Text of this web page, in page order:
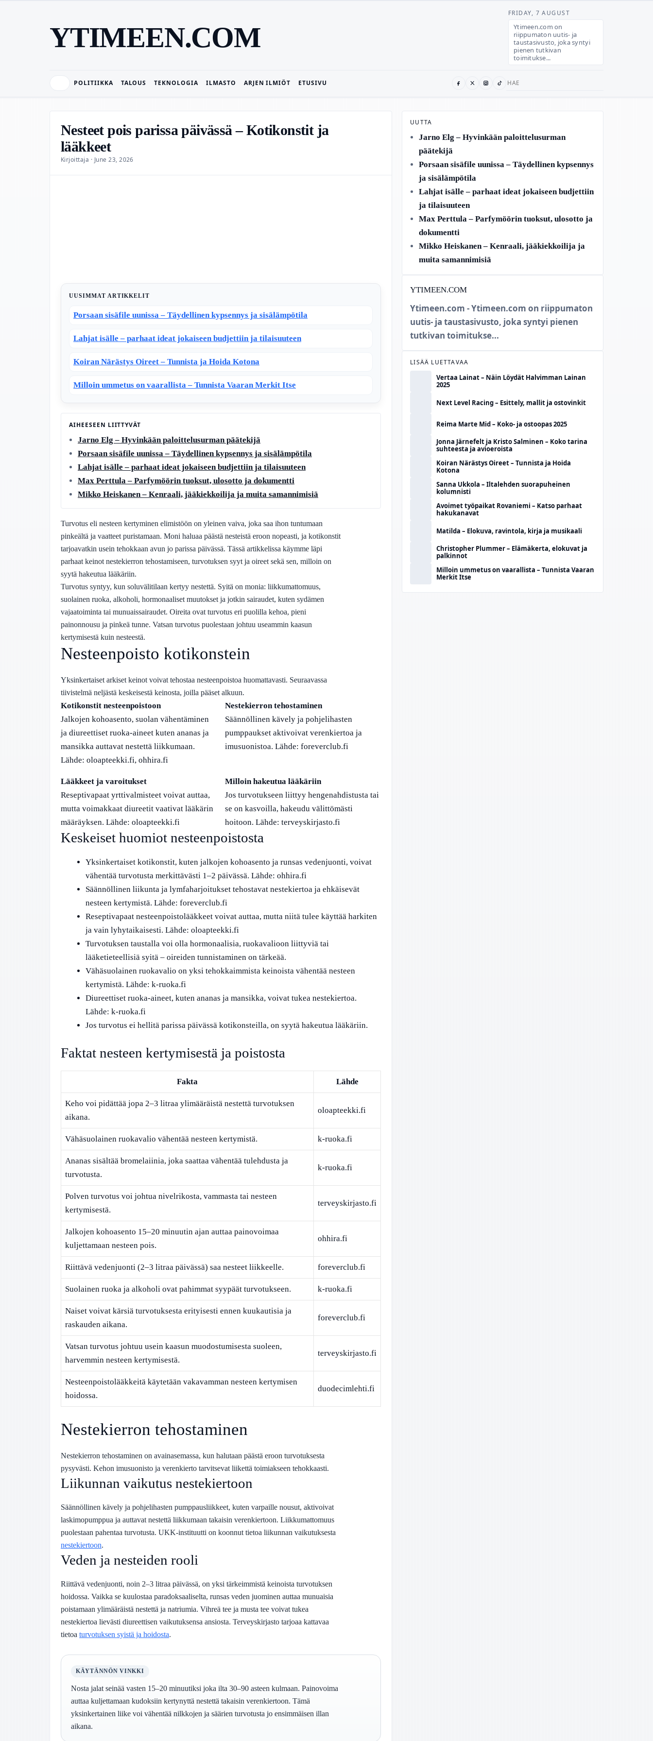
FRIDAY, 7 AUGUST
YTIMEEN.COM
Ytimeen.com on
riippumaton uutis- ja
taustasivusto, joka syntyi
pienen tutkivan
toimitukse...
POLITIIKKA TALOUS TEKNOLOGIA ILMASTO ARJEN ILMIÖT ETUSIVU
Search
Nesteet pois parissa päivässä – Kotikonstit ja
lääkkeet
Kirjoittaja · June 23, 2026
UUSIMMAT ARTIKKELIT
Porsaan sisäfile uunissa – Täydellinen kypsennys ja sisälämpötila
Lahjat isälle – parhaat ideat jokaiseen budjettiin ja tilaisuuteen
Koiran Närästys Oireet – Tunnista ja Hoida Kotona
Milloin ummetus on vaarallista – Tunnista Vaaran Merkit Itse
AIHEESEEN LIITTYVÄT
Jarno Elg – Hyvinkään paloittelusurman päätekijä
Porsaan sisäfile uunissa – Täydellinen kypsennys ja sisälämpötila
Lahjat isälle – parhaat ideat jokaiseen budjettiin ja tilaisuuteen
Max Perttula – Parfymöörin tuoksut, ulosotto ja dokumentti
Mikko Heiskanen – Kenraali, jääkiekkoilija ja muita samannimisiä
Turvotus eli nesteen kertyminen elimistöön on yleinen vaiva, joka saa ihon tuntumaan
pinkeältä ja vaatteet puristamaan. Moni haluaa päästä nesteistä eroon nopeasti, ja kotikonstit
tarjoavatkin usein tehokkaan avun jo parissa päivässä. Tässä artikkelissa käymme läpi
parhaat keinot nestekierron tehostamiseen, turvotuksen syyt ja oireet sekä sen, milloin on
syytä hakeutua lääkäriin.
Turvotus syntyy, kun soluvälitilaan kertyy nestettä. Syitä on monia: liikkumattomuus,
suolainen ruoka, alkoholi, hormonaaliset muutokset ja jotkin sairaudet, kuten sydämen
vajaatoiminta tai munuaissairaudet. Oireita ovat turvotus eri puolilla kehoa, pieni
painonnousu ja pinkeä tunne. Vatsan turvotus puolestaan johtuu useammin kaasun
kertymisestä kuin nesteestä.
Nesteenpoisto kotikonstein
Yksinkertaiset arkiset keinot voivat tehostaa nesteenpoistoa huomattavasti. Seuraavassa
tiivistelmä neljästä keskeisestä keinosta, joilla pääset alkuun.
Kotikonstit nesteenpoistoon
Jalkojen kohoasento, suolan vähentäminen
ja diureettiset ruoka-aineet kuten ananas ja
mansikka auttavat nestettä liikkumaan.
Lähde: oloapteekki.fi, ohhira.fi
Nestekierron tehostaminen
Säännöllinen kävely ja pohjelihasten
pumppaukset aktivoivat verenkiertoa ja
imusuonistoa. Lähde: foreverclub.fi
Lääkkeet ja varoitukset
Reseptivapaat yrttivalmisteet voivat auttaa,
mutta voimakkaat diureetit vaativat lääkärin
määräyksen. Lähde: oloapteekki.fi
Milloin hakeutua lääkäriin
Jos turvotukseen liittyy hengenahdistusta tai
se on kasvoilla, hakeudu välittömästi
hoitoon. Lähde: terveyskirjasto.fi
Keskeiset huomiot nesteenpoistosta
Yksinkertaiset kotikonstit, kuten jalkojen kohoasento ja runsas vedenjuonti, voivat
vähentää turvotusta merkittävästi 1–2 päivässä. Lähde: ohhira.fi
Säännöllinen liikunta ja lymfaharjoitukset tehostavat nestekiertoa ja ehkäisevät
nesteen kertymistä. Lähde: foreverclub.fi
Reseptivapaat nesteenpoistolääkkeet voivat auttaa, mutta niitä tulee käyttää harkiten
ja vain lyhytaikaisesti. Lähde: oloapteekki.fi
Turvotuksen taustalla voi olla hormonaalisia, ruokavalioon liittyviä tai
lääketieteellisiä syitä – oireiden tunnistaminen on tärkeää.
Vähäsuolainen ruokavalio on yksi tehokkaimmista keinoista vähentää nesteen
kertymistä. Lähde: k-ruoka.fi
Diureettiset ruoka-aineet, kuten ananas ja mansikka, voivat tukea nestekiertoa.
Lähde: k-ruoka.fi
Jos turvotus ei hellitä parissa päivässä kotikonsteilla, on syytä hakeutua lääkäriin.
Faktat nesteen kertymisestä ja poistosta
Fakta Lähde
Keho voi pidättää jopa 2–3 litraa ylimääräistä nestettä turvotuksen
aikana.
oloapteekki.fi
Vähäsuolainen ruokavalio vähentää nesteen kertymistä. k-ruoka.fi
Ananas sisältää bromelaiinia, joka saattaa vähentää tulehdusta ja
turvotusta.
k-ruoka.fi
Polven turvotus voi johtua nivelrikosta, vammasta tai nesteen
kertymisestä.
terveyskirjasto.fi
Jalkojen kohoasento 15–20 minuutin ajan auttaa painovoimaa
kuljettamaan nesteen pois.
ohhira.fi
Riittävä vedenjuonti (2–3 litraa päivässä) saa nesteet liikkeelle. foreverclub.fi
Suolainen ruoka ja alkoholi ovat pahimmat syypäät turvotukseen. k-ruoka.fi
Naiset voivat kärsiä turvotuksesta erityisesti ennen kuukautisia ja
raskauden aikana.
foreverclub.fi
Vatsan turvotus johtuu usein kaasun muodostumisesta suoleen,
harvemmin nesteen kertymisestä.
terveyskirjasto.fi
Nesteenpoistolääkkeitä käytetään vakavamman nesteen kertymisen
hoidossa.
duodecimlehti.fi
Nestekierron tehostaminen
Nestekierron tehostaminen on avainasemassa, kun halutaan päästä eroon turvotuksesta
pysyvästi. Kehon imusuonisto ja verenkierto tarvitsevat liikettä toimiakseen tehokkaasti.
Liikunnan vaikutus nestekiertoon
Säännöllinen kävely ja pohjelihasten pumppausliikkeet, kuten varpaille nousut, aktivoivat
laskimopumppua ja auttavat nestettä liikkumaan takaisin verenkiertoon. Liikkumattomuus
puolestaan pahentaa turvotusta. UKK-instituutti on koonnut tietoa liikunnan vaikutuksesta
nestekiertoon.
Veden ja nesteiden rooli
Riittävä vedenjuonti, noin 2–3 litraa päivässä, on yksi tärkeimmistä keinoista turvotuksen
hoidossa. Vaikka se kuulostaa paradoksaaliselta, runsas veden juominen auttaa munuaisia
poistamaan ylimääräistä nestettä ja natriumia. Vihreä tee ja musta tee voivat tukea
nestekiertoa lievästi diureettisen vaikutuksensa ansiosta. Terveyskirjasto tarjoaa kattavaa
tietoa turvotuksen syistä ja hoidosta.
KÄYTÄNNÖN VINKKI
Nosta jalat seinää vasten 15–20 minuutiksi joka ilta 30–90 asteen kulmaan. Painovoima
auttaa kuljettamaan kudoksiin kertynyttä nestettä takaisin verenkiertoon. Tämä
yksinkertainen liike voi vähentää nilkkojen ja säärien turvotusta jo ensimmäisen illan
aikana.
UUTTA
Jarno Elg – Hyvinkään paloittelusurman
päätekijä
Porsaan sisäfile uunissa – Täydellinen kypsennys
ja sisälämpötila
Lahjat isälle – parhaat ideat jokaiseen budjettiin
ja tilaisuuteen
Max Perttula – Parfymöörin tuoksut, ulosotto ja
dokumentti
Mikko Heiskanen – Kenraali, jääkiekkoilija ja
muita samannimisiä
YTIMEEN.COM
Ytimeen.com - Ytimeen.com on riippumaton
uutis- ja taustasivusto, joka syntyi pienen
tutkivan toimitukse...
LISÄÄ LUETTAVAA
Vertaa Lainat – Näin Löydät Halvimman Lainan
2025
Next Level Racing – Esittely, mallit ja ostovinkit
Reima Marte Mid – Koko- ja ostoopas 2025
Jonna Järnefelt ja Kristo Salminen – Koko tarina
suhteesta ja avioeroista
Koiran Närästys Oireet – Tunnista ja Hoida
Kotona
Sanna Ukkola – Iltalehden suorapuheinen
kolumnisti
Avoimet työpaikat Rovaniemi – Katso parhaat
hakukanavat
Matilda – Elokuva, ravintola, kirja ja musikaali
Christopher Plummer – Elämäkerta, elokuvat ja
palkinnot
Milloin ummetus on vaarallista – Tunnista Vaaran
Merkit Itse